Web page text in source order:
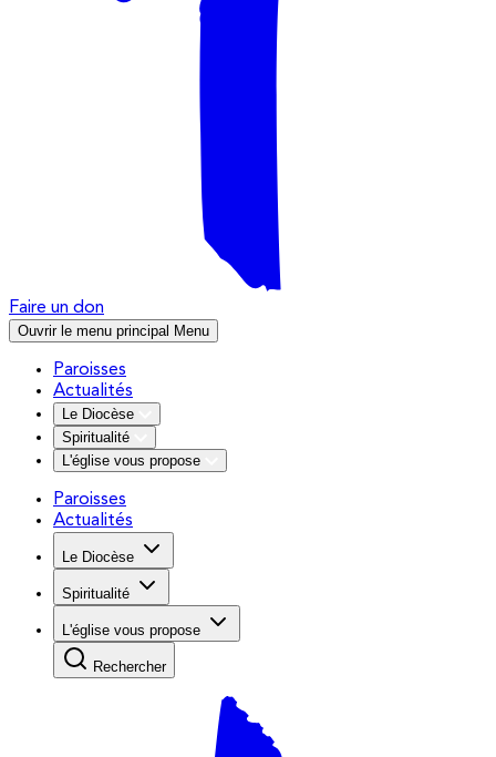
Faire un don
Ouvrir le menu principal Menu
Paroisses
Actualités
Le Diocèse
Spiritualité
L'église vous propose
Paroisses
Actualités
Le Diocèse
Spiritualité
L'église vous propose
Rechercher